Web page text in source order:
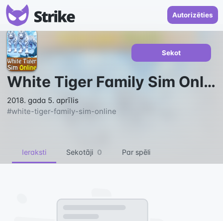
Autorizēties
White Tiger Family Sim Online
2018. gada 5. aprīlis
#white-tiger-family-sim-online
Sekot
Ieraksti Sekotāji 0 Par spēli